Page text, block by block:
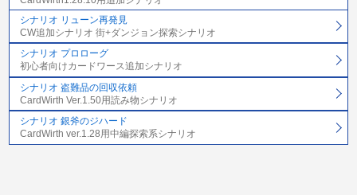
シナリオ リューン再発見
CW追加シナリオ 街+ダンジョン探索シナリオ
シナリオ プロローグ
初心者向けカードワース追加シナリオ
シナリオ 盗難品の回収依頼
CardWirth Ver.1.50用読み物シナリオ
シナリオ 銀斧のジハード
CardWirth ver.1.28用中編探索系シナリオ